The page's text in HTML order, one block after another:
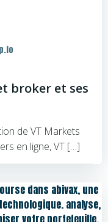
broker et ses
de VT Markets
en ligne, VT […]